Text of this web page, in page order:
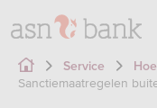
Service
Sanctiemaatregelen